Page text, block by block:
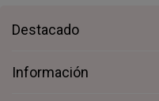
Destacado
Información